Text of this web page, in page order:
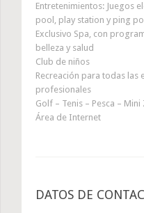
Entretenimientos: Juegos
pool, play station y ping
Exclusivo Spa, con
belleza y salud
Club de niños
Recreación para todas
profesionales
Golf – Tenis – Pesca –
Área de Internet
DATOS DE